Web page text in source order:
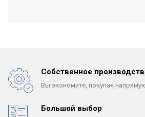
Собственное
Вы экономите, покупая
Большой выбор